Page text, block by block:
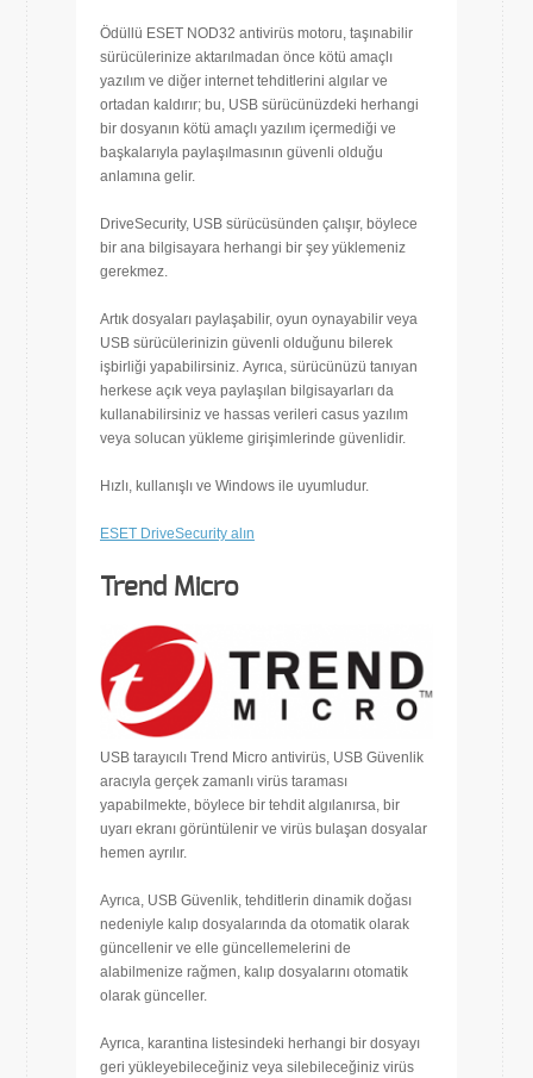
Ödüllü ESET NOD32 antivirüs motoru, taşınabilir
sürücülerinize aktarılmadan önce kötü amaçlı
yazılım ve diğer internet tehditlerini algılar ve
ortadan kaldırır; bu, USB sürücünüzdeki herhangi
bir dosyanın kötü amaçlı yazılım içermediği ve
başkalarıyla paylaşılmasının güvenli olduğu
anlamına gelir.
DriveSecurity, USB sürücüsünden çalışır, böylece
bir ana bilgisayara herhangi bir şey yüklemeniz
gerekmez.
Artık dosyaları paylaşabilir, oyun oynayabilir veya
USB sürücülerinizin güvenli olduğunu bilerek
işbirliği yapabilirsiniz. Ayrıca, sürücünüzü tanıyan
herkese açık veya paylaşılan bilgisayarları da
kullanabilirsiniz ve hassas verileri casus yazılım
veya solucan yükleme girişimlerinde güvenlidir.
Hızlı, kullanışlı ve Windows ile uyumludur.
ESET DriveSecurity alın
Trend Micro
USB tarayıcılı Trend Micro antivirüs, USB Güvenlik
aracıyla gerçek zamanlı virüs taraması
yapabilmekte, böylece bir tehdit algılanırsa, bir
uyarı ekranı görüntülenir ve virüs bulaşan dosyalar
hemen ayrılır.
Ayrıca, USB Güvenlik, tehditlerin dinamik doğası
nedeniyle kalıp dosyalarında da otomatik olarak
güncellenir ve elle güncellemelerini de
alabilmenize rağmen, kalıp dosyalarını otomatik
olarak günceller.
Ayrıca, karantina listesindeki herhangi bir dosyayı
geri yükleyebileceğiniz veya silebileceğiniz virüs